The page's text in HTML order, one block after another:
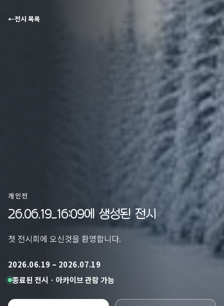
←전시 목록
개인전
26.06.19_16:09에 생성된 전시
첫 전시회에 오신것을 환영합니다.
2026.06.19 – 2026.07.19
종료된 전시 · 아카이브 관람 가능